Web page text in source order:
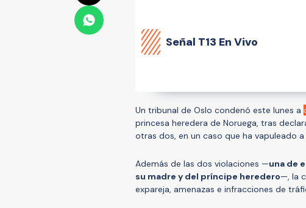
Señal T13 En Vivo
Un tribunal de Oslo condenó este lunes a
princesa heredera de Noruega, tras
otras dos, en un caso que ha vapuleado a
Además de las dos violaciones —una de
su madre y del príncipe heredero—, la
expareja, amenazas e infracciones de